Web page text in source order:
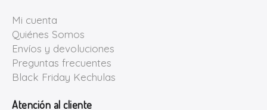
Mi cuenta
Quiénes Somos
Envíos y devoluciones
Preguntas frecuentes
Black Friday Kechulas
Atención al cliente